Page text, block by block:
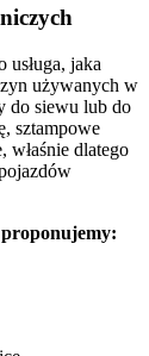
usługa, jaka
używanych w
do siewu lub do
sztampowe
właśnie dlatego